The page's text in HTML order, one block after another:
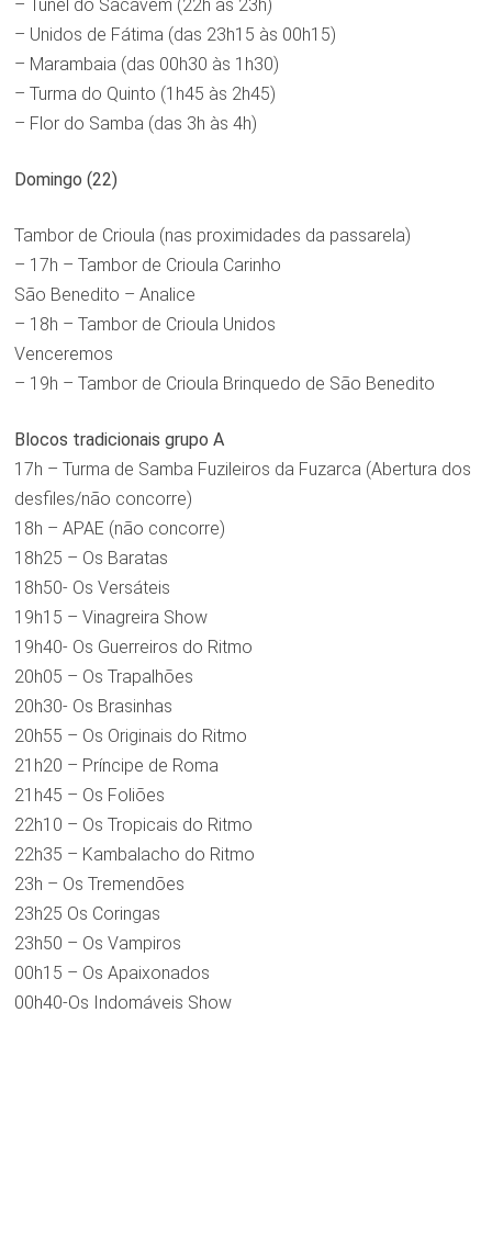
– Túnel do Sacavém (22h às 23h)
– Unidos de Fátima (das 23h15 às 00h15)
– Marambaia (das 00h30 às 1h30)
– Turma do Quinto (1h45 às 2h45)
– Flor do Samba (das 3h às 4h)
Domingo (22)
Tambor de Crioula (nas proximidades da passarela)
– 17h – Tambor de Crioula Carinho
São Benedito – Analice
– 18h – Tambor de Crioula Unidos
Venceremos
– 19h – Tambor de Crioula Brinquedo de São Benedito
Blocos tradicionais grupo A
17h – Turma de Samba Fuzileiros da Fuzarca (Abertura dos
desfiles/não concorre)
18h – APAE (não concorre)
18h25 – Os Baratas
18h50- Os Versáteis
19h15 – Vinagreira Show
19h40- Os Guerreiros do Ritmo
20h05 – Os Trapalhões
20h30- Os Brasinhas
20h55 – Os Originais do Ritmo
21h20 – Príncipe de Roma
21h45 – Os Foliões
22h10 – Os Tropicais do Ritmo
22h35 – Kambalacho do Ritmo
23h – Os Tremendões
23h25 Os Coringas
23h50 – Os Vampiros
00h15 – Os Apaixonados
00h40-Os Indomáveis Show